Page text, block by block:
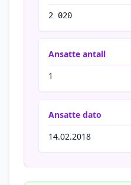
2 020
Ansatte antall
1
Ansatte dato
14.02.2018